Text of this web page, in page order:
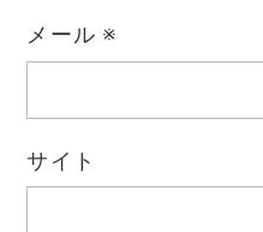
メール ※
サイト